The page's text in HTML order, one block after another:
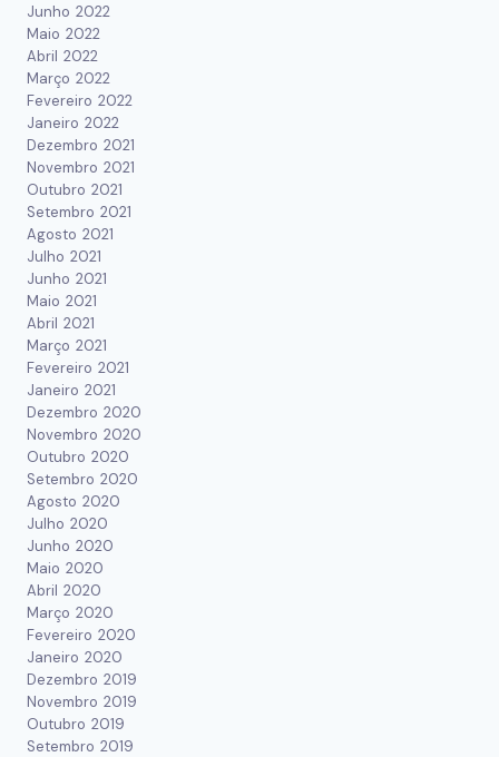
Junho 2022
Maio 2022
Abril 2022
Março 2022
Fevereiro 2022
Janeiro 2022
Dezembro 2021
Novembro 2021
Outubro 2021
Setembro 2021
Agosto 2021
Julho 2021
Junho 2021
Maio 2021
Abril 2021
Março 2021
Fevereiro 2021
Janeiro 2021
Dezembro 2020
Novembro 2020
Outubro 2020
Setembro 2020
Agosto 2020
Julho 2020
Junho 2020
Maio 2020
Abril 2020
Março 2020
Fevereiro 2020
Janeiro 2020
Dezembro 2019
Novembro 2019
Outubro 2019
Setembro 2019